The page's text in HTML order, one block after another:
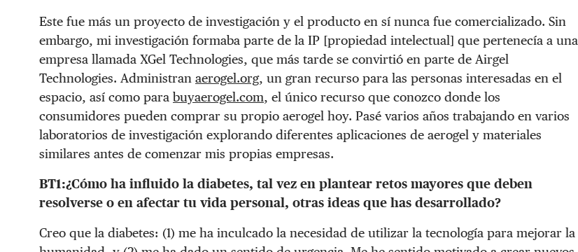
Este fue más un proyecto de investigación y el producto en sí nunca fue comercializado. Sin
embargo, mi investigación formaba parte de la IP [propiedad intelectual] que pertenecía a una
empresa llamada XGel Technologies, que más tarde se convirtió en parte de Airgel
Technologies. Administran aerogel.org, un gran recurso para las personas interesadas en el
espacio, así como para buyaerogel.com, el único recurso que conozco donde los
consumidores pueden comprar su propio aerogel hoy. Pasé varios años trabajando en varios
laboratorios de investigación explorando diferentes aplicaciones de aerogel y materiales
similares antes de comenzar mis propias empresas.
BT1:¿Cómo ha influido la diabetes, tal vez en plantear retos mayores que deben
resolverse o en afectar tu vida personal, otras ideas que has desarrollado?
Creo que la diabetes: (1) me ha inculcado la necesidad de utilizar la tecnología para mejorar la